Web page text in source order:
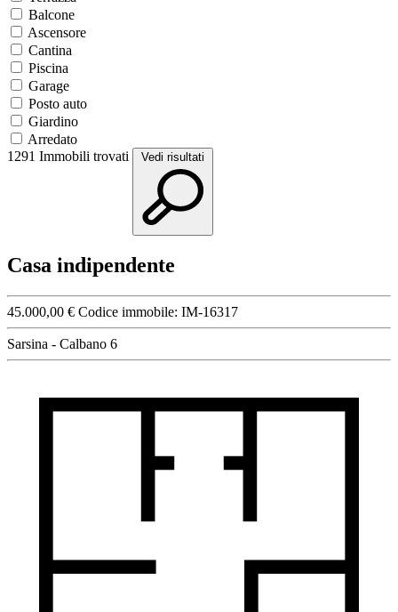
Balcone
Ascensore
Cantina
Piscina
Garage
Posto auto
Giardino
Arredato
1291 Immobili trovati Vedi risultati
Casa indipendente
45.000,00 € Codice immobile: IM-16317
Sarsina - Calbano 6